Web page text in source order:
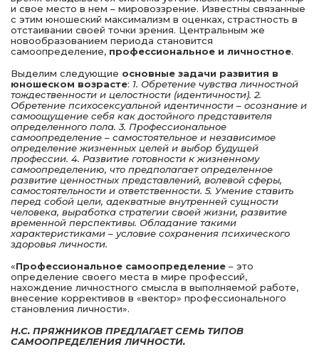
и свое место в нем – мировоззрение. Известны связанные
с этим юношеский максимализм в оценках, страстность в
отстаивании своей точки зрения. Центральным же
новообразованием периода становится
самоопределение, профессиональное и личностное.
Выделим следующие основные задачи развития в
юношеском возрасте: 1. Обретение чувства личностной
тождественности и целостности (идентичности). 2.
Обретение психосексуальной идентичности – осозна­ние и
самоощущение себя как достойного представителя
определенного пола. 3. Профессиональное
самоопределение – самостоятель­ное и независимое
определение жизненных целей и выбор будущей
профессии. 4. Развитие готовности к жизненному
самоопределению, что предполагает определенное
развитие ценност­ных представлений, волевой сферы,
самостоятельности и ответственности. 5. Умение ста­вить
перед собой цели, адекватные внутренней сущ­ности
человека, выработка стратегии своей жизни, развитие
временной перспективы. Обладание такими
характеристиками – условие сохранения психического
здоровья личности.
«Профессиональное самоопределение – это
определение своего места в мире профессий,
нахождение личностного смысла в выполняемой работе,
внесение коррективов в «вектор» профессионального
становления личности».
Н.С. ПРЯЖНИКОВ ПРЕДЛАГАЕТ СЕМЬ ТИПОВ
САМООПРЕДЕЛЕНИЯ ЛИЧНОСТИ.